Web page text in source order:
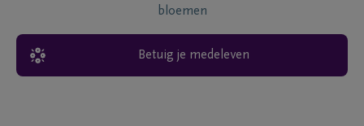
bloemen
Betuig je medeleven